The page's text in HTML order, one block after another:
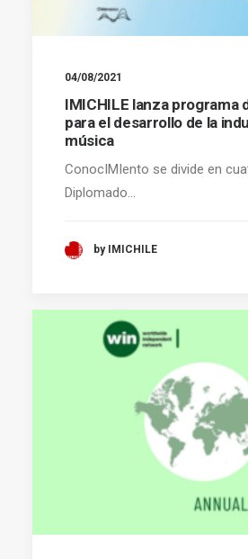
04/08/2021
IMICHILE lanza programa
para el desarrollo de la
música
ConocIMIento se divide en
Diplomado…
by IMICHILE